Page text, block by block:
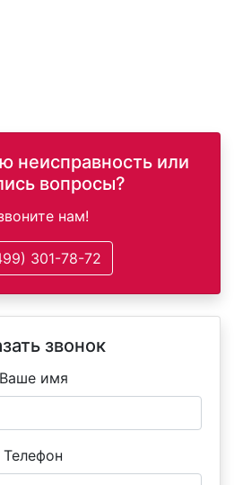
неисправность или
вопросы?
нам!
301-78-72
звонок
Ваше имя
Телефон